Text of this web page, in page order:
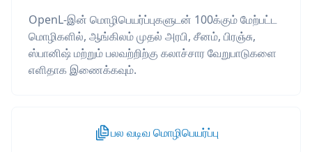
OpenL-இன் மொழிபெயர்ப்புகளுடன் 100க்கும் மேற்பட்ட
மொழிகளில், ஆங்கிலம் முதல் அரபி, சீனம், பிரஞ்சு,
ஸ்பானிஷ் மற்றும் பலவற்றிற்கு கலாச்சார வேறுபாடுகளை
எளிதாக இணைக்கவும்.
பல வடிவ மொழிபெயர்ப்பு